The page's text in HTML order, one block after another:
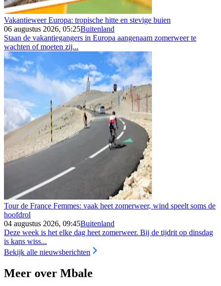
Vakantieweer Europa: tropische hitte en stevige buien
06 augustus 2026, 05:25Buitenland
Staan de vakantiegangers in Europa aangenaam zomerweer te
wachten of moeten zij...
Tour de France Femmes: vaak heet zomerweer, wind speelt soms de
hoofdrol
04 augustus 2026, 09:45Buitenland
Deze week is het elke dag heet zomerweer. Bij de tijdrit op dinsdag
is kans wiss...
Bekijk alle nieuwsberichten
Meer over Mbale